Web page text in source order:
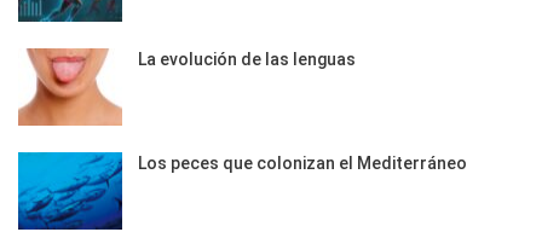
La evolución de las lenguas
Los peces que colonizan el Mediterráneo